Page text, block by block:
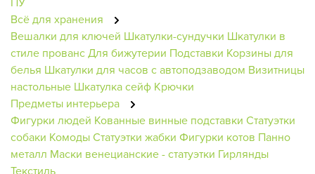
Всё для хранения
Вешалки для ключей Шкатулки-сундучки Шкатулки в
стиле провансДля бижутерии Подставки Корзины для
белья Шкатулки для часов с автоподзаводом Визитницы
настольные Шкатулка сейф Крючки
Предметы интерьера
Фигурки людей Кованные винные подставки Статуэтки
собаки КомодыСтатуэтки жабки Фигурки котов Панно
металл Маски венецианские - статуэтки Гирлянды
Текстиль